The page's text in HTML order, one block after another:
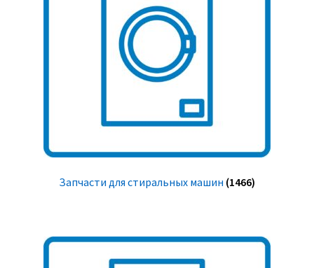
Запчасти для стиральных машин (1466)